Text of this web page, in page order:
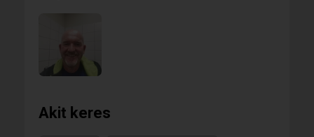
Akit keres